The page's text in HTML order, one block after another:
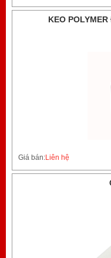
KEO
Giá bán:Liên hệ